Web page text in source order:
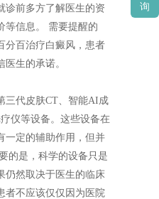
诊前多方了解医生的资
等信息。 需要提醒的
分百治疗白癜风，患者
生的承诺。
三代皮肤CT、智能AI成
仪等设备。这些设备在
一定的辅助作用，但并
的是，科学的设备只是
仍然取决于医生的临床
者不应该仅仅因为医院
询